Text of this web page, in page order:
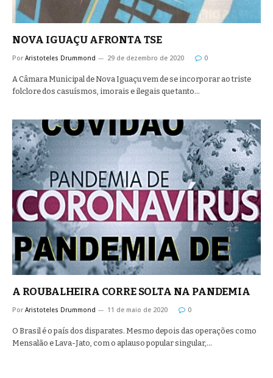
NOVA IGUAÇU AFRONTA TSE
Por Aristoteles Drummond 29 de dezembro de 2020 0
A Câmara Municipal de Nova Iguaçu vem de se incorporar ao triste
folclore dos casuísmos, imorais e ilegais que tanto…
A ROUBALHEIRA CORRE SOLTA NA PANDEMIA
Por Aristoteles Drummond 11 de maio de 2020 0
O Brasil é o país dos disparates. Mesmo depois das operações como
Mensalão e Lava-Jato, com o aplauso popular singular,…